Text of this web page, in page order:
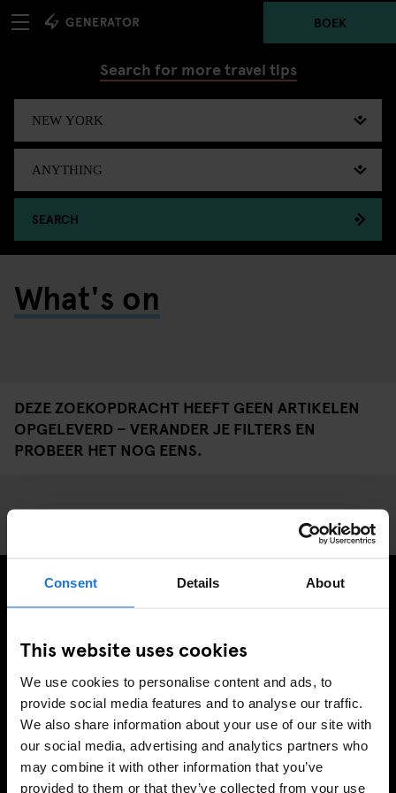
Consent Details About
This website uses cookies
We use cookies to personalise content and ads, to
provide social media features and to analyse our traffic.
We also share information about your use of our site with
our social media, advertising and analytics partners who
may combine it with other information that you’ve
provided to them or that they’ve collected from your use
BOEK
Search for more travel tips
SEARCH
What's on
DEZE ZOEKOPDRACHT HEEFT GEEN ARTIKELEN
OPGELEVERD – VERANDER JE FILTERS EN
PROBEER HET NOG EENS.
ONTVANG EXCLUSIEVE AANBIEDINGEN